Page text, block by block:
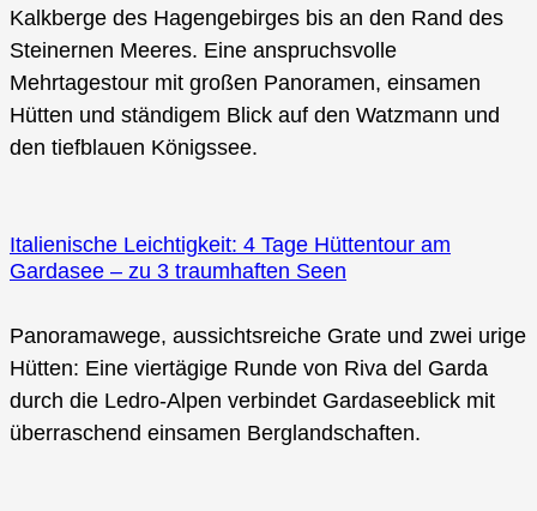
Kalkberge des Hagengebirges bis an den Rand des
Steinernen Meeres. Eine anspruchsvolle
Mehrtagestour mit großen Panoramen, einsamen
Hütten und ständigem Blick auf den Watzmann und
den tiefblauen Königssee.
Italienische Leichtigkeit: 4 Tage Hüttentour am
Gardasee – zu 3 traumhaften Seen
Panoramawege, aussichtsreiche Grate und zwei urige
Hütten: Eine viertägige Runde von Riva del Garda
durch die Ledro-Alpen verbindet Gardaseeblick mit
überraschend einsamen Berglandschaften.